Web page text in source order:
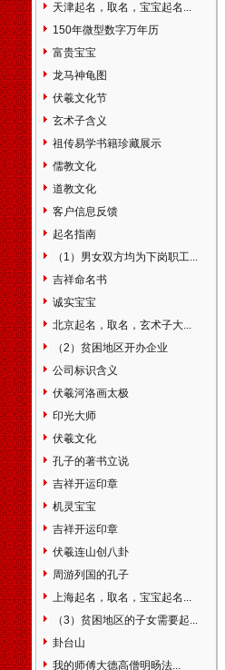
市磐石市四平市双辽市辽源市
通化市集安市白山市临江市松
原市白城市大安市洮南市延吉
市图们市敦化市龙井市珲春市
江省阿城市尚志市双城市五常
市讷河市鹤岗市鸡西市密山市
虎林市大庆市伊春市铁力市宁
安市海林市穆棱市同江市富锦
肇东市海伦市七台河市双鸭山
市牡丹江市佳木斯市绥芬河市
哈尔滨市齐齐哈尔市五大连池
市上海市黄浦卢湾区徐汇区长
区杨浦区宝山区闵行区嘉定区
松江区金山区青浦区南汇区奉
贤区浦东新区江苏省南京市无
锡市江阴市宜兴市徐州市邳州
苏州市常熟市太仓市昆山市吴
江市南通市如皋市通州市海门
市启东市淮安市盐城市东台市
大丰市扬州市高邮市江都市仪
市泰州市泰兴市姜堰市靖江市
兴化市宿迁市连云港市张家港
市浙江省杭州市建德市富阳市
临安市宁波市余姚市慈溪市奉
市海宁市平湖市桐乡市湖州市
绍兴市诸暨市上虞市嵊州市金
华市兰溪市义乌市东阳市永康
市衢州市江山市舟山市台州市
肥市芜湖市蚌埠市淮南市淮北
市铜陵市安庆市桐城市黄山市
天津起名，取名，宝宝起名...
150年微型数字万年历
富贵宝宝
龙马神龟图
伏羲文化节
玄术子含义
祖传易学书籍珍藏展示
儒教文化
道教文化
客户信息反馈
起名指南
（1）男女双方均为下岗职工...
吉祥命名书
诚实宝宝
北京起名，取名，玄术子大...
（2）贫困地区开办企业
公司标识含义
伏羲河洛画太极
印光大师
伏羲文化
孔子的著书立说
吉祥开运印章
机灵宝宝
吉祥开运印章
伏羲连山创八卦
周游列国的孔子
上海起名，取名，宝宝起名...
（3）贫困地区的子女需要起...
卦台山
我的师傅大德高僧明旸法...